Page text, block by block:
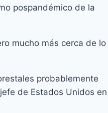
pospandémico de la
mucho más cerca de lo
probablemente
de Estados Unidos en